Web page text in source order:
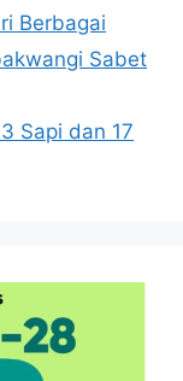
Berbagai
Sabet
Sapi dan 17